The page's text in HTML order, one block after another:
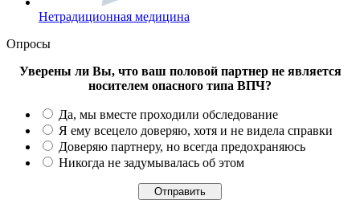
Нетрадиционная медицина
Опросы
Уверены ли Вы, что ваш половой партнер не является
носителем опасного типа ВПЧ?
Да, мы вместе проходили обследование
Я ему всецело доверяю, хотя и не видела справки
Доверяю партнеру, но всегда предохраняюсь
Никогда не задумывалась об этом